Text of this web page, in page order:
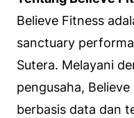
Believe Fitness
sanctuary
Sutera. Melayani
pengusaha,
berbasis data dan